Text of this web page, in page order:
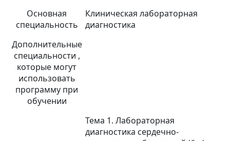
Основная
специальность
Клиническая лабораторная
диагностика
Дополнительные
специальности ,
которые могут
использовать
программу при
обучении
Тема 1. Лабораторная
диагностика сердечно-